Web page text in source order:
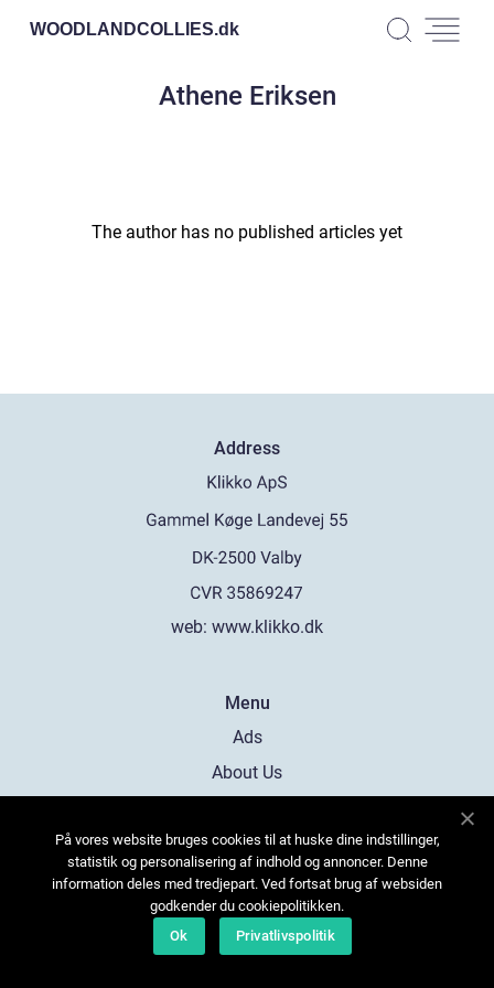
WOODLANDCOLLIES.dk
Athene Eriksen
The author has no published articles yet
Address
web: www.klikko.dk
Menu
Ads
About Us
Contact
Sitemap
På vores website bruges cookies til at huske dine indstillinger,
statistik og personalisering af indhold og annoncer. Denne
information deles med tredjepart. Ved fortsat brug af websiden
godkender du cookiepolitikken.
Ok
Privatlivspolitik